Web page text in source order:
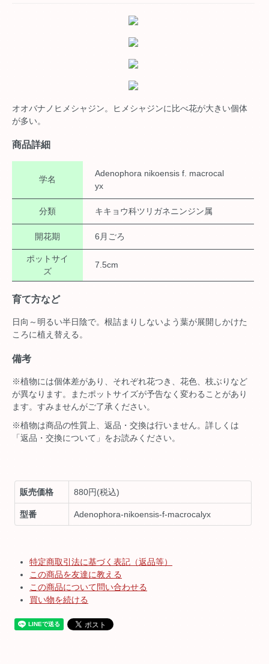
オオバナノヒメシャジン。ヒメシャジンに比べ花が大きい個体
が多い。
商品詳細
学名
Adenophora nikoensis f. macrocal
yx
分類 キキョウ科ツリガネニンジン属
開花期 6月ごろ
ポットサイ
ズ
7.5cm
育て方など
日向～明るい半日陰で。根詰まりしないよう葉が展開しかけた
ころに植え替える。
備考
※植物には個体差があり、それぞれ花つき、花色、枝ぶりなど
が異なります。またポットサイズが予告なく変わることがあり
ます。すみませんがご了承ください。
※植物は商品の性質上、返品・交換は行いません。詳しくは
「返品・交換について」をお読みください。
販売価格 880円(税込)
型番 Adenophora-nikoensis-f-macrocalyx
特定商取引法に基づく表記（返品等）
この商品を友達に教える
この商品について問い合わせる
買い物を続ける